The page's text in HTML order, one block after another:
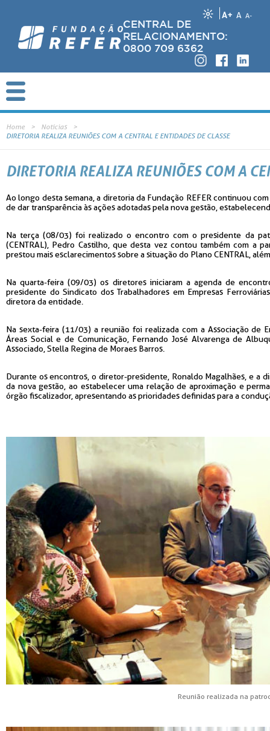
A+ A A-
CENTRAL DE
RELACIONAMENTO:
0800 709 6362
Home
Notícias
DIRETORIA REALIZA REUNIÕES COM A CENTRAL E ENTIDADES DE CLASSE
DIRETORIA REALIZA REUNIÕES COM A
Ao longo desta semana, a diretoria da Fundação REFER continuou
de dar transparência às ações adotadas pela nova gestão,
Na terça (08/03) foi realizado o encontro com o presidente da
(CENTRAL), Pedro Castilho, que desta vez contou também com a
prestou mais esclarecimentos sobre a situação do Plano CENTRAL,
Na quarta-feira (09/03) os diretores iniciaram a agenda de
presidente do Sindicato dos Trabalhadores em Empresas
diretora da entidade.
Na sexta-feira (11/03) a reunião foi realizada com a Associação de
Áreas Social e de Comunicação, Fernando José Alvarenga de
Associado, Stella Regina de Moraes Barros.
Durante os encontros, o diretor-presidente, Ronaldo Magalhães, e a
da nova gestão, ao estabelecer uma relação de aproximação e
órgão fiscalizador, apresentando as prioridades definidas para a
Reunião realizada na